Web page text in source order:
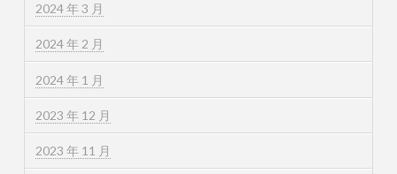
2024 年 3 月
2024 年 2 月
2024 年 1 月
2023 年 12 月
2023 年 11 月